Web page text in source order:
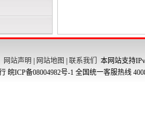
网站声明 网站地图 联系我们
本网站支持
皖ICP备08004982号-1 全国统一客服热线